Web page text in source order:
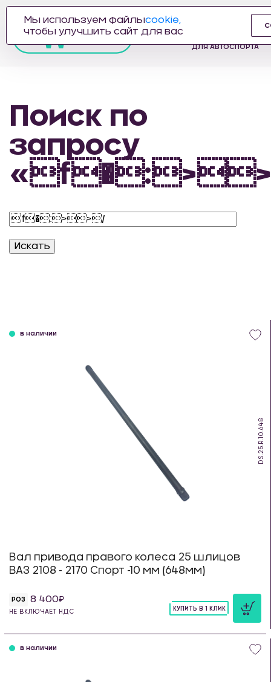
АВТОЗАПЧАСТЕЙ
ДЛЯ АВТОСПОРТА
Поиск по
запросу
DS.25.R.10.648
в наличии
Вал привода правого колеса 25 шлицов
ВАЗ 2108 - 2170 Спорт -10 мм (648мм)
РОЗ 8 400
НЕ ВКЛЮЧАЕТ НДС
КУПИТЬ В 1 КЛИК
в наличии
Мы используем файлыcookie,
чтобы улучшить сайт для вас